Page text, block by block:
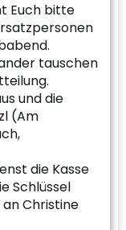
Euch bitte
tauschen
und die
(Am
die Kasse
Schlüssel
Christine